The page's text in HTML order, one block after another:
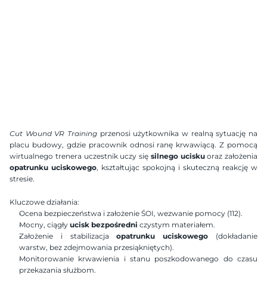
Hebrew
Cut Wound VR Training przenosi użytkownika w realną sytuację na
placu budowy, gdzie pracownik odnosi ranę krwawiącą. Z pomocą
wirtualnego trenera uczestnik uczy się silnego ucisku
opatrunku uciskowego, kształtując spokojną i skuteczną reakcję w
stresie.
Kluczowe działania:
Ocena bezpieczeństwa i założenie ŚOI, wezwanie pomocy (112).
Mocny, ciągły ucisk bezpośredni czystym materiałem.
Założenie i stabilizacja opatrunku uciskowego (dokładanie
warstw, bez zdejmowania przesiąkniętych).
Monitorowanie krwawienia i stanu poszkodowanego do czasu
przekazania służbom.